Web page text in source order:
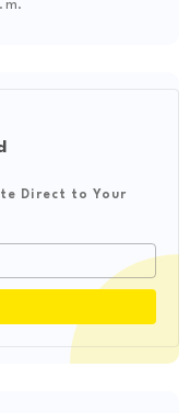
m.
Direct to Your